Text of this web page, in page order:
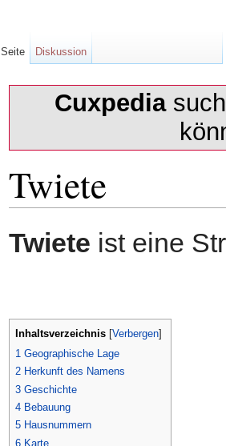
Cuxpedia
Twiete
Twiete ist eine
Inhaltsverzeichnis Verbergen
1 Geographische Lage
2 Herkunft des Namens
3 Geschichte
4 Bebauung
5 Hausnummern
6 Karte
Seite Diskussion